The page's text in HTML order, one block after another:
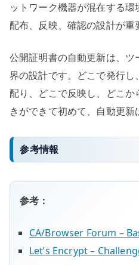
ットワーク機器が混在する
配布、反映、確認の設計が重
公開証明書の自動更新は、
界の設計です。どこで発行
配り、どこで反映し、どこか
きができて初めて、自動更新
参考情報
参考：
CA/Browser Forum –
Let’s Encrypt –